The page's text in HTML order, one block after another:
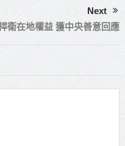
Next
衛在地權益 獲中央善意回應